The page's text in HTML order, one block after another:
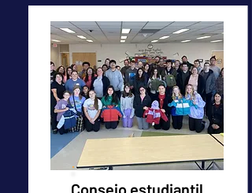
Consejo estudiantil